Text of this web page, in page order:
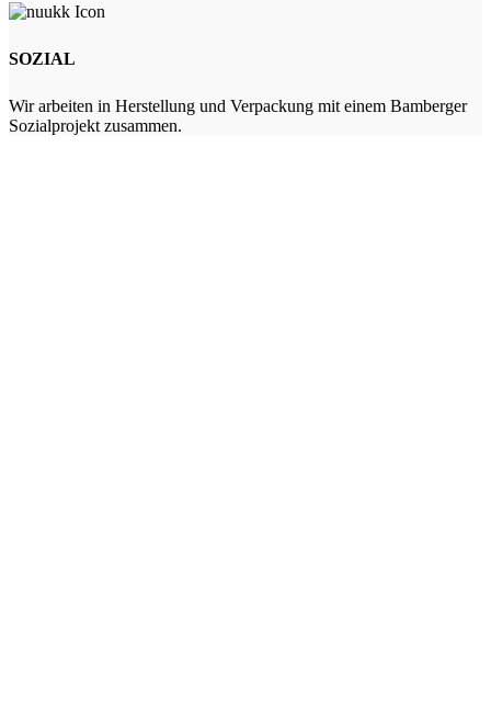
SOZIAL
Wir arbeiten in Herstellung und Verpackung mit einem Bamberger
Sozialprojekt zusammen.